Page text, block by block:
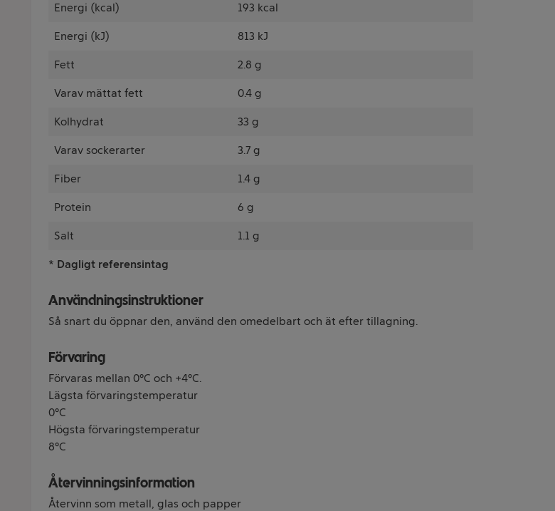
Energi (kcal) 193 kcal
Energi (kJ) 813 kJ
Fett 2.8 g
Varav mättat fett 0.4 g
Kolhydrat 33 g
Varav sockerarter 3.7 g
Fiber 1.4 g
Protein 6 g
Salt 1.1 g
* Dagligt referensintag
Användningsinstruktioner
Så snart du öppnar den, använd den omedelbart och ät efter tillagning.
Förvaring
Förvaras mellan 0°C och +4°C.
Lägsta förvaringstemperatur
0°C
Högsta förvaringstemperatur
8°C
Återvinningsinformation
Återvinn som metall, glas och papper